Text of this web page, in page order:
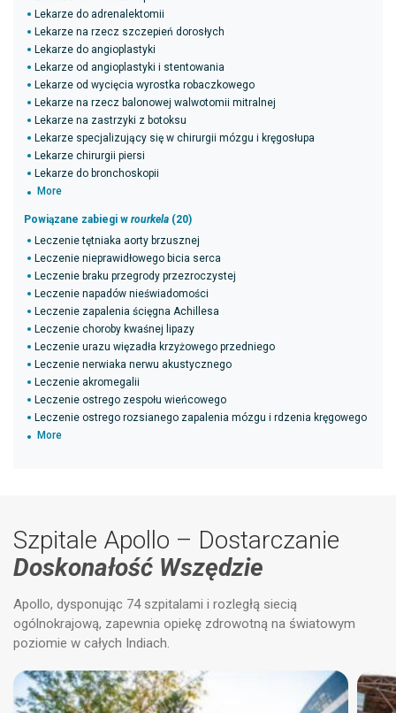
Lekarze do adrenalektomii
Lekarze na rzecz szczepień dorosłych
Lekarze do angioplastyki
Lekarze od angioplastyki i stentowania
Lekarze od wycięcia wyrostka robaczkowego
Lekarze na rzecz balonowej walwotomii mitralnej
Lekarze na zastrzyki z botoksu
Lekarze specjalizujący się w chirurgii mózgu i kręgosłupa
Lekarze chirurgii piersi
Lekarze do bronchoskopii
More
Powiązane zabiegi w rourkela (20)
Leczenie tętniaka aorty brzusznej
Leczenie nieprawidłowego bicia serca
Leczenie braku przegrody przezroczystej
Leczenie napadów nieświadomości
Leczenie zapalenia ścięgna Achillesa
Leczenie choroby kwaśnej lipazy
Leczenie urazu więzadła krzyżowego przedniego
Leczenie nerwiaka nerwu akustycznego
Leczenie akromegalii
Leczenie ostrego zespołu wieńcowego
Leczenie ostrego rozsianego zapalenia mózgu i rdzenia kręgowego
More
Szpitale Apollo – Dostarczanie
Doskonałość Wszędzie
Apollo, dysponując 74 szpitalami i rozległą siecią
ogólnokrajową, zapewnia opiekę zdrowotną na światowym
poziomie w całych Indiach.